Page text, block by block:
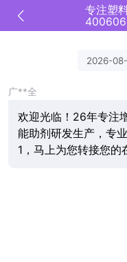
2026-
广**全
欢迎光临！26年专注
能助剂研发生产，专
1，马上为您转接您的